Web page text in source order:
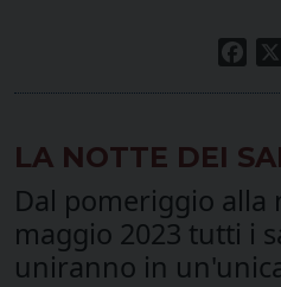
LA NOTTE DEI
Dal pomeriggio alla
maggio 2023 tutti i
uniranno in